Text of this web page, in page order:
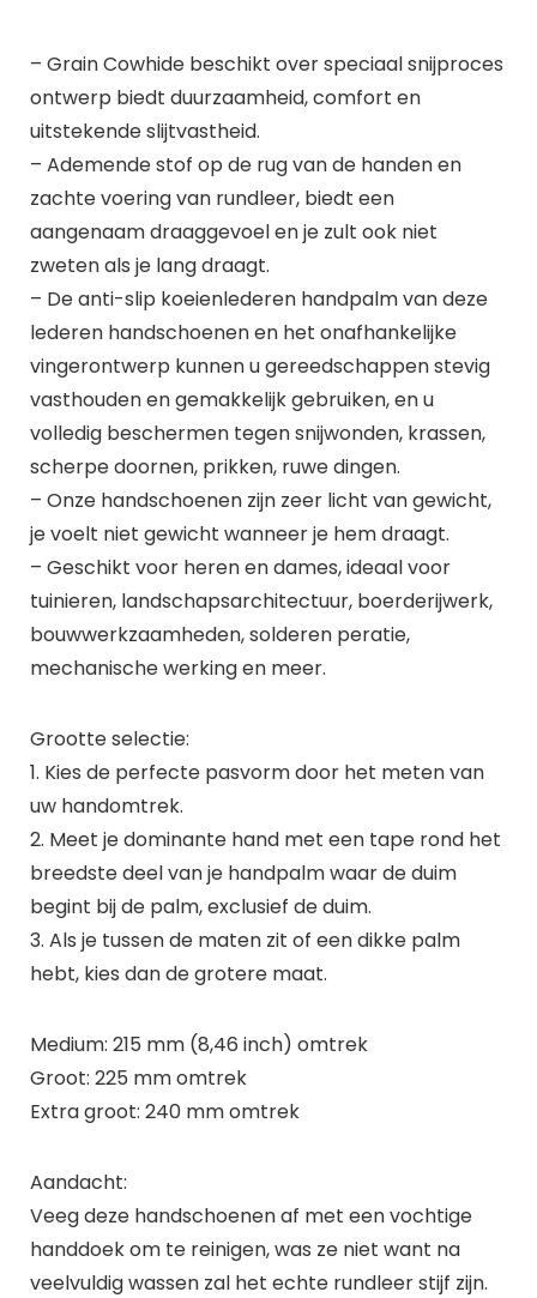
– Grain Cowhide beschikt over speciaal snijproces
ontwerp biedt duurzaamheid, comfort en
uitstekende slijtvastheid.
– Ademende stof op de rug van de handen en
zachte voering van rundleer, biedt een
aangenaam draaggevoel en je zult ook niet
zweten als je lang draagt.
– De anti-slip koeienlederen handpalm van deze
lederen handschoenen en het onafhankelijke
vingerontwerp kunnen u gereedschappen stevig
vasthouden en gemakkelijk gebruiken, en u
volledig beschermen tegen snijwonden, krassen,
scherpe doornen, prikken, ruwe dingen.
– Onze handschoenen zijn zeer licht van gewicht,
je voelt niet gewicht wanneer je hem draagt.
– Geschikt voor heren en dames, ideaal voor
tuinieren, landschapsarchitectuur, boerderijwerk,
bouwwerkzaamheden, solderen peratie,
mechanische werking en meer.
Grootte selectie:
1. Kies de perfecte pasvorm door het meten van
uw handomtrek.
2. Meet je dominante hand met een tape rond het
breedste deel van je handpalm waar de duim
begint bij de palm, exclusief de duim.
3. Als je tussen de maten zit of een dikke palm
hebt, kies dan de grotere maat.
Medium: 215 mm (8,46 inch) omtrek
Groot: 225 mm omtrek
Extra groot: 240 mm omtrek
Aandacht:
Veeg deze handschoenen af met een vochtige
handdoek om te reinigen, was ze niet want na
veelvuldig wassen zal het echte rundleer stijf zijn.